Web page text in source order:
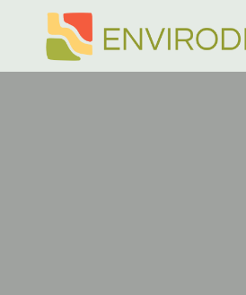
Doorgaan